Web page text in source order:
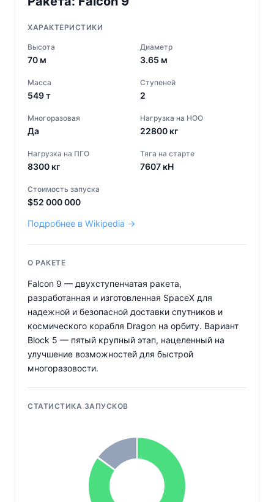
ХАРАКТЕРИСТИКИ
Высота
70 м
Диаметр
3.65 м
Масса
549т
Ступеней
2
Многоразовая
Да
Нагрузка на НОО
22800 кг
Нагрузка на ПГО
8300 кг
Тяга на старте
7607 кН
Стоимость запуска
$52 000 000
Подробнее в Wikipedia →
О РАКЕТЕ
Falcon 9 — двухступенчатая ракета,
разработанная и изготовленная SpaceX для
надежной и безопасной доставки спутников и
космического корабля Dragon на орбиту. Вариант
Block 5 — пятый крупный этап, нацеленный на
улучшение возможностей для быстрой
многоразовости.
СТАТИСТИКА ЗАПУСКОВ